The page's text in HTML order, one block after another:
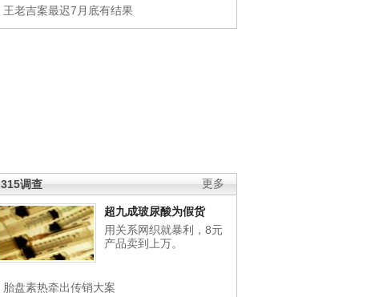
王老吉案最迟7月底有结果
更多
315调查
超九成玻尿酸为假货
用关系网织就暴利，8元
产品卖到上万。
胎盘素热牵出传销大案